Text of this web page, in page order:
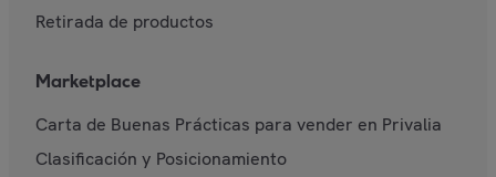
Retirada de productos
Marketplace
Carta de Buenas Prácticas para vender en Privalia
Clasificación y Posicionamiento